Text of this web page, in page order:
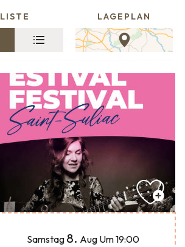
LISTE LAGEPLAN
Samstag 8. Aug Um 19:00